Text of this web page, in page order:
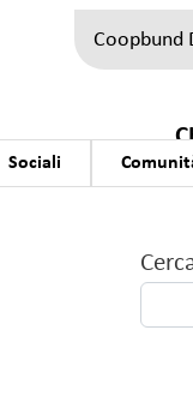
Top Block
Coopbund
Sociali